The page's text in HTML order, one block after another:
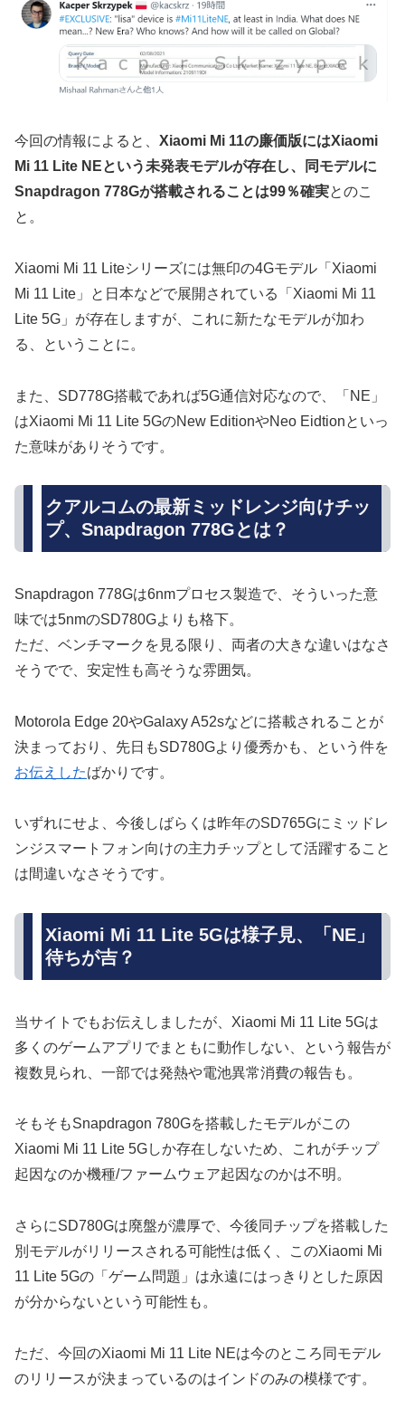
今回の情報によると、 Xiaomi Mi 11の廉価版にはXiaomi
Mi 11 Lite NEという未発表モデルが存在し、同モデルに
Snapdragon 778Gが搭載されることは99％確実とのこ
と。
Xiaomi Mi 11 Liteシリーズには無印の4Gモデル「Xiaomi
Mi 11 Lite」と日本などで展開されている「Xiaomi Mi 11
Lite 5G」が存在しますが、これに新たなモデルが加わ
る、ということに。
また、SD778G搭載であれば5G通信対応なので、「NE」
はXiaomi Mi 11 Lite 5GのNew EditionやNeo Eidtionといっ
た意味がありそうです。
クアルコムの最新ミッドレンジ向けチッ
プ、Snapdragon 778Gとは？
Snapdragon 778Gは6nmプロセス製造で、そういった意
味では5nmのSD780Gよりも格下。
ただ、ベンチマークを見る限り、両者の大きな違いはなさ
そうでで、安定性も高そうな雰囲気。
Motorola Edge 20やGalaxy A52sなどに搭載されることが
決まっており、先日もSD780Gより優秀かも、という件を
お伝えしたばかりです。
いずれにせよ、今後しばらくは昨年のSD765Gにミッドレ
ンジスマートフォン向けの主力チップとして活躍すること
は間違いなさそうです。
Xiaomi Mi 11 Lite 5Gは様子見、「NE」
待ちが吉？
当サイトでもお伝えしましたが、Xiaomi Mi 11 Lite 5Gは
多くのゲームアプリでまともに動作しない、という報告が
複数見られ、一部では発熱や電池異常消費の報告も。
そもそもSnapdragon 780Gを搭載したモデルがこの
Xiaomi Mi 11 Lite 5Gしか存在しないため、これがチップ
起因なのか機種/ファームウェア起因なのかは不明。
さらにSD780Gは廃盤が濃厚で、今後同チップを搭載した
別モデルがリリースされる可能性は低く、このXiaomi Mi
11 Lite 5Gの「ゲーム問題」は永遠にはっきりとした原因
が分からないという可能性も。
ただ、今回のXiaomi Mi 11 Lite NEは今のところ同モデル
のリリースが決まっているのはインドのみの模様です。